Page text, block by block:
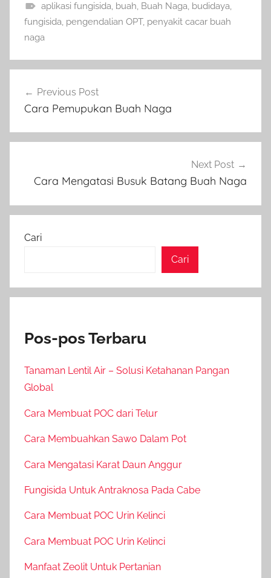
aplikasi fungisida buah Buah Naga budidaya
fungisida pengendalian OPT, penyakit cacar buah
naga
pos
Previous Post
Cara Pemupukan Buah Naga
Next Post
Cara Mengatasi Busuk Batang Buah Naga
Cari
Cari
Pos-pos Terbaru
Tanaman Lentil Air – Solusi Ketahanan Pangan
Global
Cara Membuat POC dari Telur
Cara Membuahkan Sawo Dalam Pot
Cara Mengatasi Karat Daun Anggur
Fungisida Untuk Antraknosa Pada Cabe
Cara Membuat POC Urin Kelinci
Cara Membuat POC Urin Kelinci
Manfaat Zeolit Untuk Pertanian